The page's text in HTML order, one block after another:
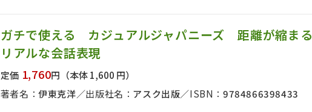
ガチで使える カジュアルジャパニーズ 距離が縮まる
リアルな会話表現
定価 1,760円 （本体 1,600 円）
著者名：伊東克洋 出版社名： アスク出版 ISBN： 9784866398433